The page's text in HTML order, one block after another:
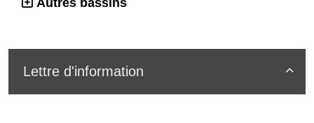

Lettre d'information